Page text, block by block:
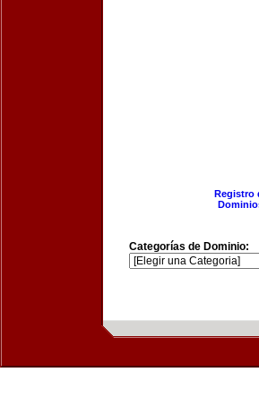
Registro
Categorías de Dominio: